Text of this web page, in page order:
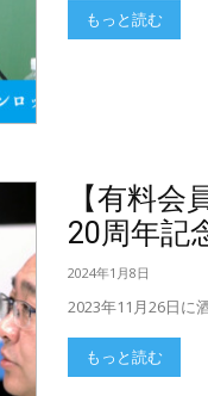
もっと読む
【有料
20周年記
2024年1月8日
2023年11月26日に
もっと読む